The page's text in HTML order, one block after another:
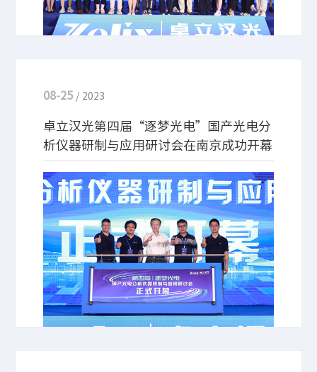
08-25 / 2023
卓立汉光第四届“逐梦光电”国产光电分
析仪器研制与应用研讨会在南京成功开幕
2023年8月24日，由北京卓立汉光仪器有限公司主办
的第四届“逐梦光电”国产光电分析仪器研制与应用
研讨会在南京安朗昇希尔顿酒店成功开幕。来自全国
各大知名高校及研究院的“政、用、产、学、研”不
同领域的近百位名专家学者出席了本次会议。